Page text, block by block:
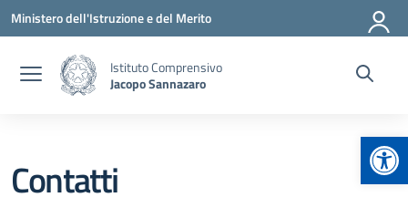
Vai ai contenuti
Vai al menu di navigazione
Vai al footer
Ministero dell'Istruzione e del Merito
Istituto Comprensivo
Jacopo Sannazaro
Contatti